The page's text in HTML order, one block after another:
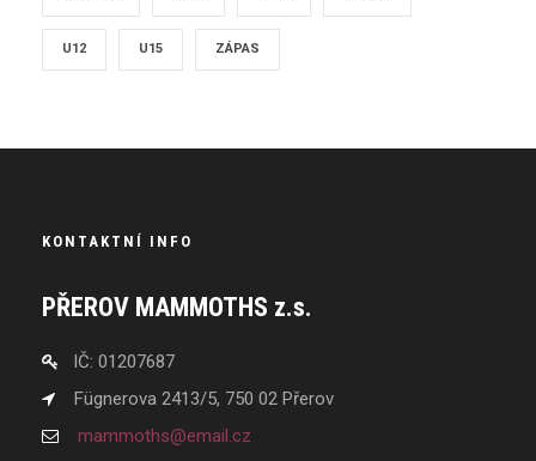
U12 U15 ZÁPAS
KONTAKTNÍ INFO
PŘEROV MAMMOTHS z.s.
IČ: 01207687
Fügnerova 2413/5, 750 02 Přerov
mammoths@email.cz